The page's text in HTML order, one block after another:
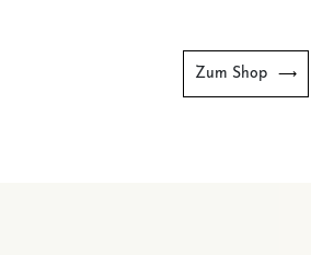
Zum Shop